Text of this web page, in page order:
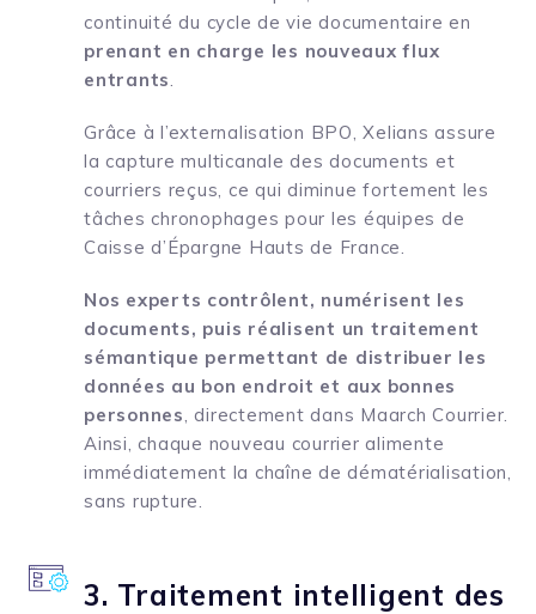
continuité du cycle de vie documentaire en
prenant en charge les nouveaux flux
entrants.
Grâce à l’externalisation BPO, Xelians assure
la capture multicanale des documents et
courriers reçus, ce qui diminue fortement les
tâches chronophages pour les équipes de
Caisse d’Épargne Hauts de France.
Nos experts contrôlent, numérisent les
documents, puis réalisent un traitement
sémantique permettant de distribuer les
données au bon endroit et aux bonnes
personnes, directement dans Maarch Courrier.
Ainsi, chaque nouveau courrier alimente
immédiatement la chaîne de dématérialisation,
sans rupture.
3. Traitement intelligent des